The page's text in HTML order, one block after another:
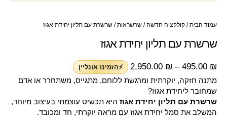
עמוד הבית/ קולקציה חדשה/ שרשראות/ שרשרת עם תליון יחידת אגוז
שרשרת עם תליון יחידת אגוז
495.00 ₪
–
2,950.00 ₪ ⚡הזמינו אונליין
מתנה חזקה, יוקרתית ומרגשת ללוחם, מתגייס, משתחרר או אדם
שמחובר ליחידת אגוז?
שרשרת עם תליון יחידת אגוז היא תכשיט עוצמתי בעיצוב מיוחד,
המשלב את סמל יחידת אגוז עם מראה יוקרתי, חד ומכובד.